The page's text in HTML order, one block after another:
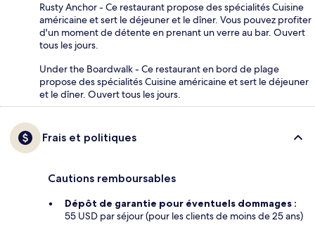
Rusty Anchor - Ce restaurant propose des spécialités Cuisine
américaine et sert le déjeuner et le dîner. Vous pouvez profiter
d'un moment de détente en prenant un verre au bar. Ouvert
tous les jours.
Under the Boardwalk - Ce restaurant en bord de plage
propose des spécialités Cuisine américaine et sert le déjeuner
et le dîner. Ouvert tous les jours.
Frais et politiques
Cautions remboursables
Dépôt de garantie pour éventuels dommages :
55 USD par séjour (pour les clients de moins de 25 ans)